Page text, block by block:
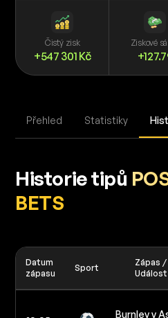
Čistý zisk
+547 301 Kč
Ziskové
Přehled Statistiky
Historie tipů
BETS
Datum
zápasu
Sport
Zápas /
Událost
Burnley v